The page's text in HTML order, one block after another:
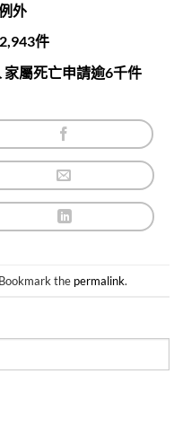
外
件
屬死亡申請逾6千件
the permalink.